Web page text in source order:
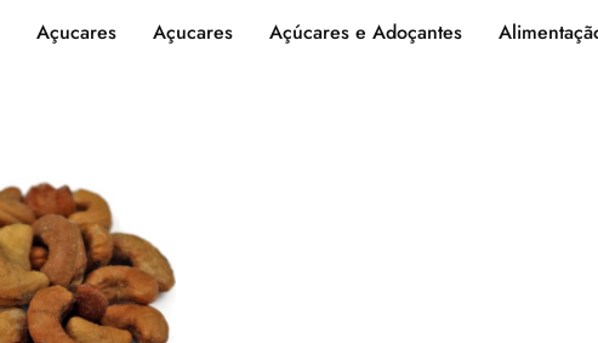
Açucares Açucares Açúcares e Adoçantes